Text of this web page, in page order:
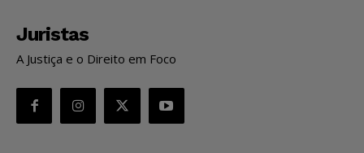
Juristas
A Justiça e o Direito em Foco